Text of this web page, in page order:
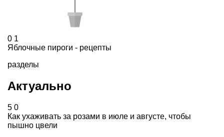
0 1
Яблочные пироги - рецепты
разделы
Актуально
5 0
Как ухаживать за розами в июле и августе, чтобы
пышно цвели